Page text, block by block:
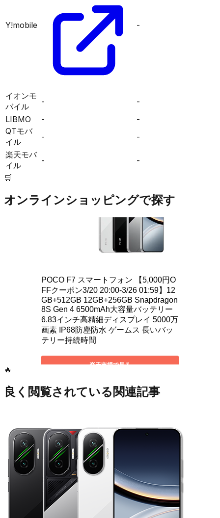
Y!mobile -
イオンモ
バイル
-
-
LIBMO
-
-
QTモバ
イル
-
-
楽天モバ
イル
-
-
🛒
オンラインショッピングで探す
🔥
良く閲覧されている関連記事